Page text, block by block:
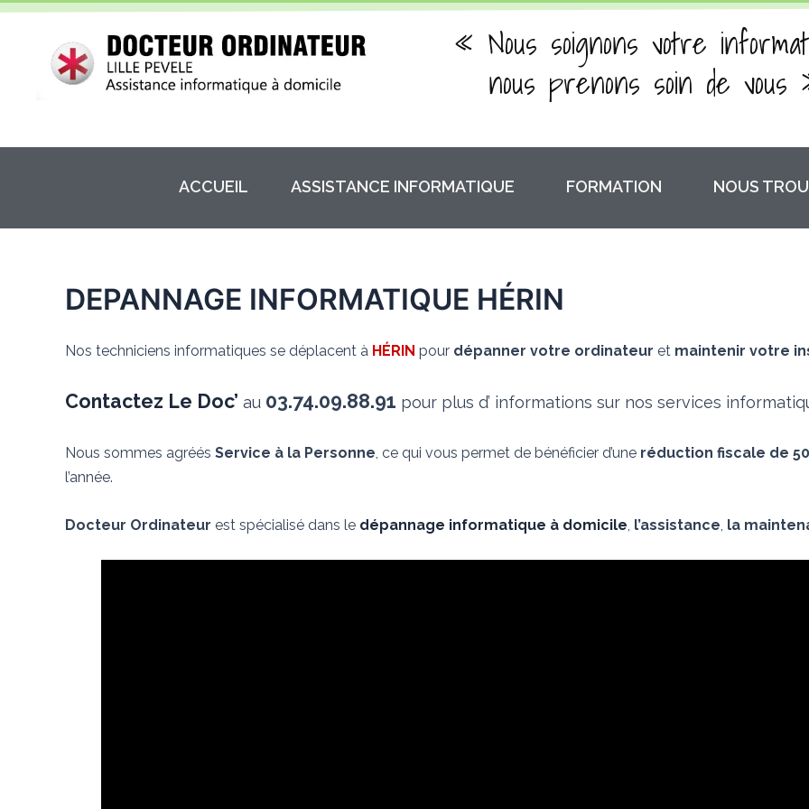
Aller
contenu
« Nous soignons votre
nous prenons soin de vous
ACCUEIL ASSISTANCE INFORMATIQUE FORMATION NOUS
DEPANNAGE INFORMATIQUE HÉRIN
Nos techniciens informatiques se déplacent à HÉRIN pour dépanner votre ordinateur et maintenir votre
Contactez Le Doc’ au 03.74.09.88.91 pour plus d’ informations sur nos services
Nous sommes agréés Service à la Personne, ce qui vous permet de bénéficier d’une réduction fiscale de
l’année.
Docteur Ordinateur est spécialisé dans le dépannage informatique à domicile l’assistance la